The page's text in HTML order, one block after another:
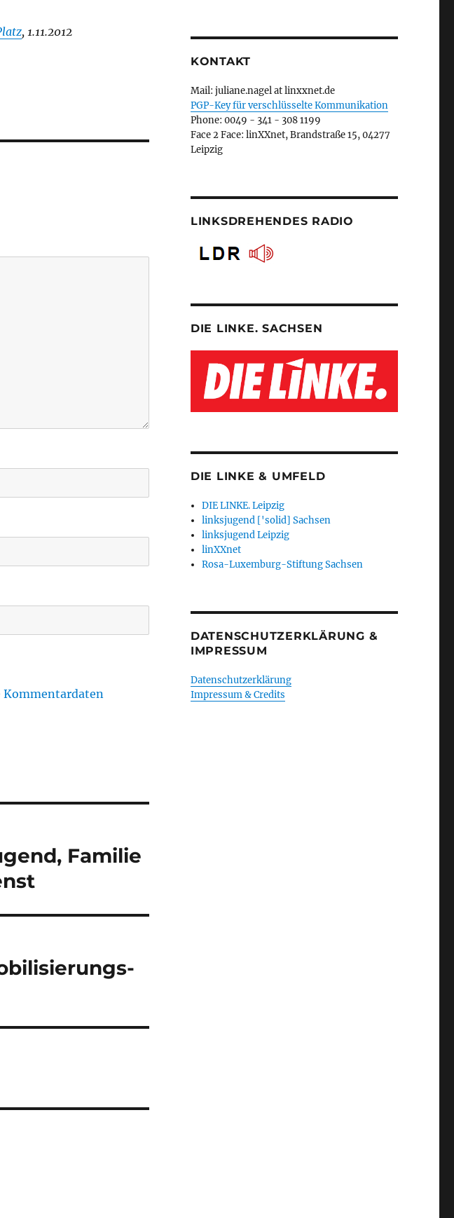
, 1.11.2012
Kommentardaten
Familie
KONTAKT
Mail: juliane.nagel at linxxnet.de
PGP-Key für verschlüsselte Kommunikation
Phone: 0049 - 341 - 308 1199
Face 2 Face: linXXnet, Brandstraße 15, 04277
Leipzig
LINKSDREHENDES RADIO
DIE LINKE. SACHSEN
DIE LINKE & UMFELD
DIE LINKE. Leipzig
linksjugend ['solid] Sachsen
linksjugend Leipzig
linXXnet
Rosa-Luxemburg-Stiftung Sachsen
DATENSCHUTZERKLÄRUNG &
IMPRESSUM
Datenschutzerklärung
Impressum & Credits